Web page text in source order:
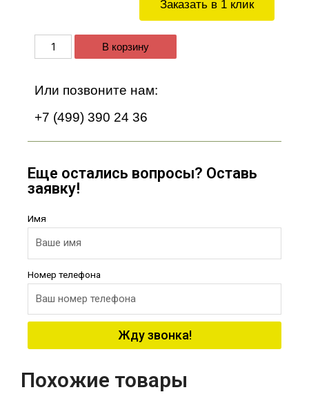
Заказать в 1 клик
В корзину
Или позвоните нам:
+7 (499) 390 24 36
Еще остались вопросы? Оставь
заявку!
Имя
Номер телефона
Жду звонка!
Похожие товары